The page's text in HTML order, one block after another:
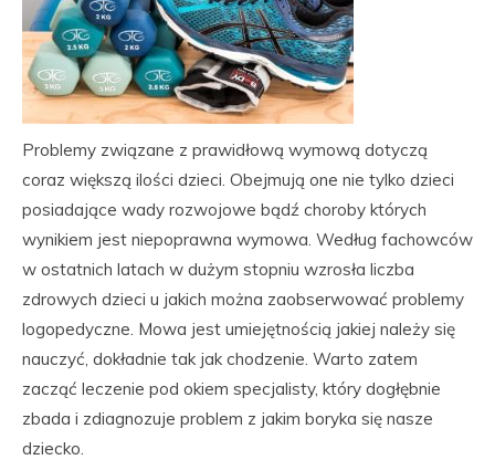
Problemy związane z prawidłową wymową dotyczą
coraz większą ilości dzieci. Obejmują one nie tylko dzieci
posiadające wady rozwojowe bądź choroby których
wynikiem jest niepoprawna wymowa. Według fachowców
w ostatnich latach w dużym stopniu wzrosła liczba
zdrowych dzieci u jakich można zaobserwować problemy
logopedyczne. Mowa jest umiejętnością jakiej należy się
nauczyć, dokładnie tak jak chodzenie. Warto zatem
zacząć leczenie pod okiem specjalisty, który dogłębnie
zbada i zdiagnozuje problem z jakim boryka się nasze
dziecko.